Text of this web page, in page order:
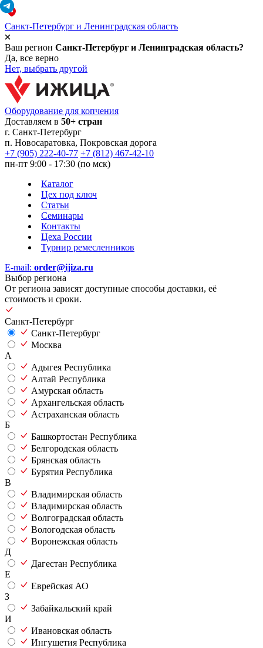
Санкт-Петербург и Ленинградская область
Ваш регион Санкт-Петербург и Ленинградская область?
Да, все верно
Нет, выбрать другой
Оборудование для копчения
Доставляем в 50+ стран
г. Санкт-Петербург
п. Новосаратовка, Покровская дорога
+7 (905) 222-40-77 +7 (812) 467-42-10
пн-пт 9:00 - 17:30 (по мск)
Каталог
Цех под ключ
Статьи
Семинары
Контакты
Цеха России
Турнир ремесленников
E-mail: order@ijiza.ru
Выбор региона
От региона зависят доступные способы доставки, её
стоимость и сроки.
Санкт-Петербург
Санкт-Петербург
Москва
А
Адыгея Республика
Алтай Республика
Амурская область
Архангельская область
Астраханская область
Б
Башкортостан Республика
Белгородская область
Брянская область
Бурятия Республика
В
Владимирская область
Владимирская область
Волгоградская область
Вологодская область
Воронежская область
Д
Дагестан Республика
Е
Еврейская АО
З
Забайкальский край
И
Ивановская область
Ингушетия Республика